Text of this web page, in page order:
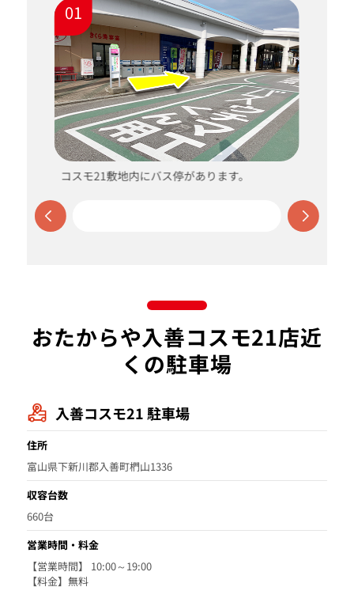
01
コスモ21敷地内にバス停があります。
おたからや入善コスモ21店近
くの駐車場
入善コスモ21 駐車場
住所
富山県下新川郡入善町椚山1336
収容台数
660台
営業時間・料金
【営業時間】 10:00～19:00
【料金】無料